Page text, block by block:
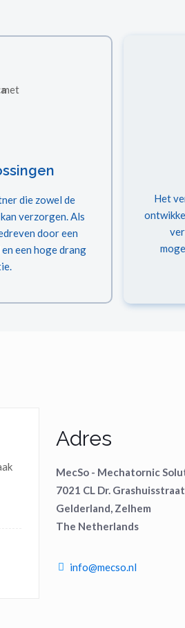
die zowel de
verzorgen. Als
door een
een hoge drang
Het
Adres
MecSo - Mechatornic
7021 CL Dr.
Gelderland, Zelhem
The Netherlands
info@mecso.nl